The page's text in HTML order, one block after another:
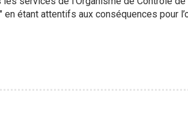
étant attentifs aux conséquences pour